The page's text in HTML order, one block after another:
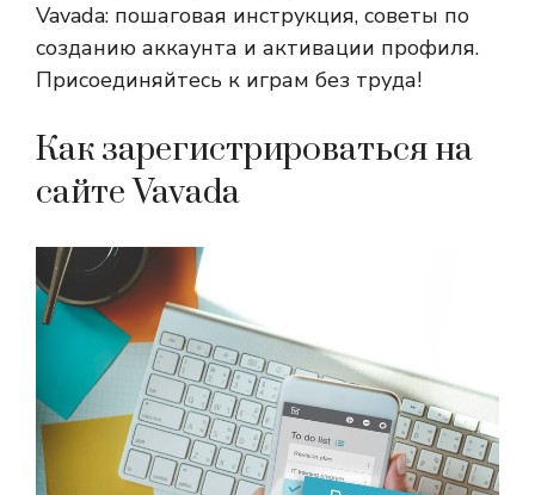
Vavada: пошаговая инструкция, советы по
созданию аккаунта и активации профиля.
Присоединяйтесь к играм без труда!
Как зарегистрироваться на
сайте Vavada